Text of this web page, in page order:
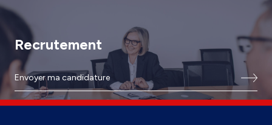
Recrutement
Envoyer ma candidature